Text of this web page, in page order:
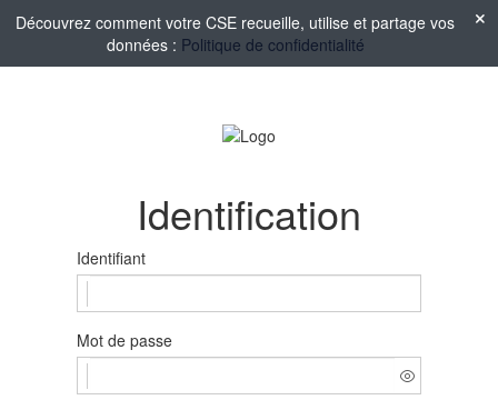
Découvrez comment votre CSE recueille, utilise et partage vos
données : Politique de confidentialité
Identification
Identifiant
Mot de passe